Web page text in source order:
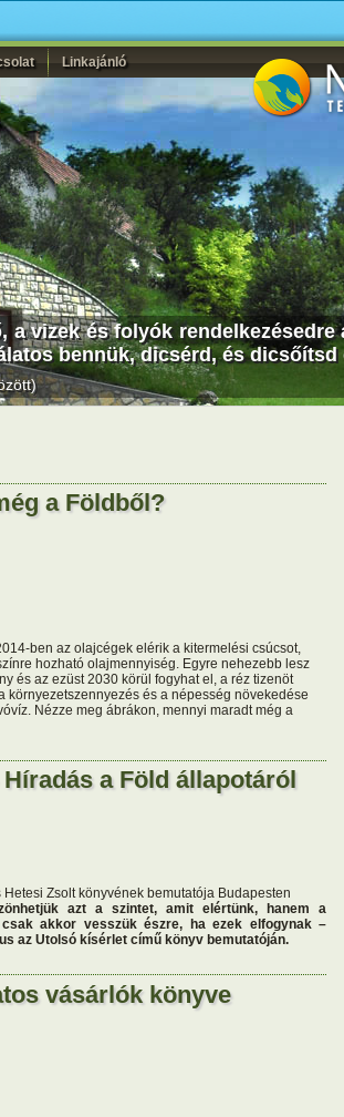
Linkajánló
a vizek és folyók
bennük, dicsérd, és dicsőítsd
a Földből?
ben az olajcégek elérik a kitermelési csúcsot,
hozható olajmennyiség. Egyre nehezebb lesz
és az ezüst 2030 körül fogyhat el, a réz tizenöt
környezetszennyezés és a népesség növekedése
Nézze meg ábrákon, mennyi maradt még a
a Föld állapotáról
Zsolt könyvének bemutatója Budapesten
azt a szintet, amit elértünk, hanem a
akkor vesszük észre, ha ezek elfogynak –
az Utolsó kísérlet című könyv bemutatóján.
vásárlók könyve